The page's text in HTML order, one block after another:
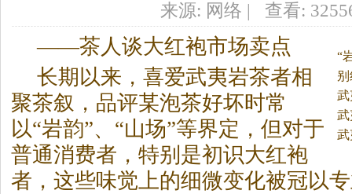
来源: 网络 | 查看:
“
武
武
——茶人谈大红袍市场卖点
长期以来，喜爱武夷岩茶者相
聚茶叙，品评某泡茶好坏时常
以“岩韵”、“山场”等界定，但对于
普通消费者，特别是初识大红袍
者，这些味觉上的细微变化被冠以